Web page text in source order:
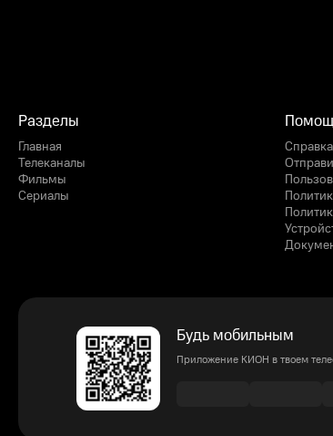
Разделы
Главная
Телеканалы
Фильмы
Сериалы
Справка
Будь мобильным
Приложение КИОН в твоем